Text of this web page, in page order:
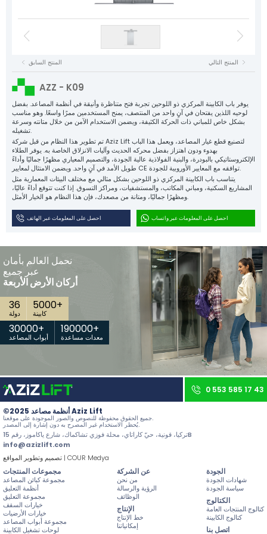
Aziz Lift
القوة وراء كل مصعد
الشركة
المنتجات
الإنتاج
الجودة
الكتالوج
اتصل بنا
كابلات NYAF
مقابس الحبل
مشابك دليل التوجيه المصبوبة
مكونات بلاستيكية
قطع غيار المصاعد
جميع الحقوق محفوظة. جميع المحتويات والصور على موقعنا تابعة لـ Aziz Lift وأي استخدام غير مصرح به يعرض صاحبه للمساءلة القانونية.
كابلات NYAF
كابلات مرنة
منظم السرعة
بكرات الشد
مقابس الحبل
مشابك دليل التوجيه المصبوبة
مشابك الصفائح المعدنية
سلسلة التوازن وملحقاتها
مكونات بلاستيكية
جميع المنتجات
اتصل بنا
المنتج السابق المنتج التالي
AZZ - K09
يوفر باب الكابينة المركزي ذو اللوحين تجربة فتح متناظرة وأنيقة في أنظمة المصاعد. بفضل
لوحيه اللذين يفتحان في آنٍ واحد من المنتصف، يمنح المستخدمين ممرًا واسعًا. وهو مناسب
بشكل خاص للمباني ذات الحركة الكثيفة، ويضمن الاستخدام الآمن من خلال متانته وسرعة
تشغيله.
تم تطوير هذا النظام من قبل شركة Aziz Lift لتصنيع قطع غيار المصاعد، ويعمل هذا الباب
بهدوء ودون اهتزاز بفضل محركه الحديث وآليات الانزلاق الخاصة به. يوفر الطلاء
الإلكتروستاتيكي بالبودرة، والبنية الفولاذية عالية الجودة، والتصميم المعياري مظهرًا جماليًا وأداءً
طويل الأمد في آنٍ واحد. ويضمن الامتثال لمعايير CE توافقه مع المعايير الأوروبية للجودة.
يتناسب باب الكابينة المركزي ذو اللوحين بشكل مثالي مع مختلف البيئات المعمارية مثل
المشاريع السكنية، ومباني المكاتب، والمستشفيات، ومراكز التسوق. إذا كنت تتوقع أداءً عاليًا،
ومظهرًا جماليًا، ومتانة من مصعدك، فإن هذا النظام هو الخيار الأمثل.
احصل على المعلومات عبر الهاتف احصل على المعلومات عبر واتساب
نحمل العالم بأمان
عبر جميع
أركان الأرض الأربعة
36
دولة
5000+
كابينة
30000+
أبواب المصاعد
190000+
معدات مساعدة
0 553 585 17 43
©2025 أنظمة مصاعد Aziz Lift
جميع الحقوق محفوظة للنصوص والصور الموجودة على موقعنا.
يُحظر الاستخدام غير المصرح به دون إشارة إلى المصدر.
تركيا، قونية، حيّ كاراتاي، محلة فوزي تشاكماك، شارع ياكاموز، رقم 15B
info@azizlift.com
تصميم وتطوير المواقع | COUR Medya
مجموعات المنتجات
مجموعة كبائن المصاعد
أنظمة التعليق
مجموعة التعليق
خيارات السقف
خيارات الأرضيات
مجموعة أبواب المصاعد
لوحات تشغيل الكابينة
عن الشركة
من نحن
الرؤية والرسالة
الوظائف
الإنتاج
خط الإنتاج
إمكانياتنا
الجودة
شهادات الجودة
سياسة الجودة
الكتالوج
كتالوج المنتجات العامة
كتالوج الكابينة
اتصل بنا